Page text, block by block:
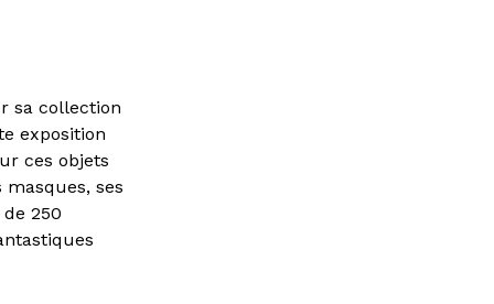
sa collection
exposition
ces objets
ses
250